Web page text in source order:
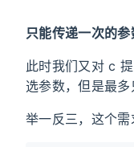
只能传递一次的参
此时我们又对 c
选参数，但是最多
举一反三，这个需